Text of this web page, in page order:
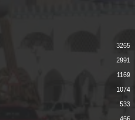
3265
2991
1169
1074
533